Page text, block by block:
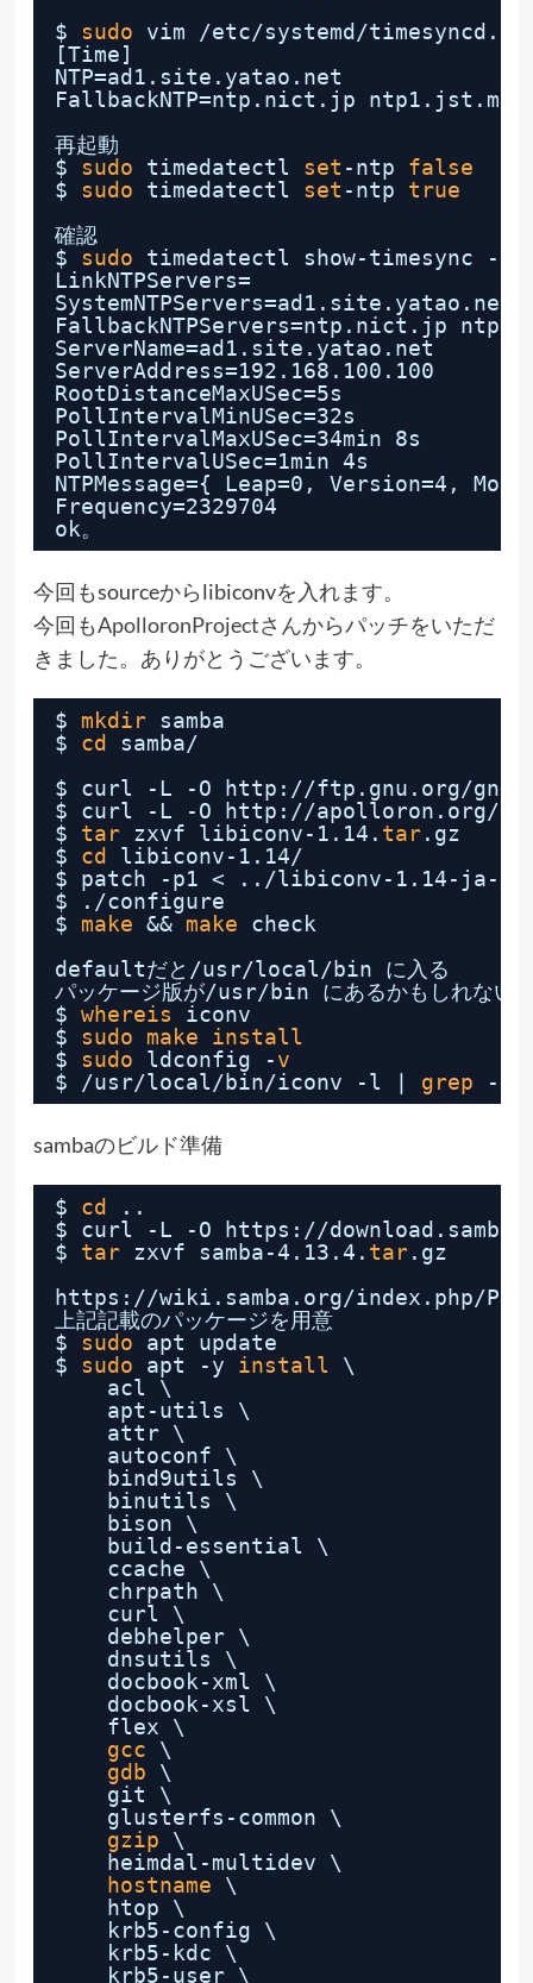
$ sudo vim /etc/systemd/timesyncd
[Time]
NTP=ad1.site.yatao.net
FallbackNTP=ntp.nict.jp
再起動
$ sudo timedatectl set -ntp false
$ sudo timedatectl set -ntp true
確認
$ sudo
timedatectl show-timesync --
LinkNTPServers=
SystemNTPServers=ad1.site.yatao.net
FallbackNTPServers=ntp.nict.jp
ServerName=ad1.site.yatao.net
ServerAddress=192.168.100.100
RootDistanceMaxUSec=5s
PollIntervalMinUSec=32s
PollIntervalMaxUSec=34min 8s
PollIntervalUSec=1min 4s
NTPMessage={ Leap=0, Version=4,
Frequency=2329704
ok。
今回もsourceからlibiconvを入れます。
今回もApolloronProjectさんからパッチをいただ
きました。ありがとうございます。
$ mkdir samba
$ cd
samba/
$ curl -L -O http: //ftp .gnu.org/
$ curl -L -O http: //apolloron .org/
$ tar zxvf libiconv-1.14. tar.gz
$ cd
libiconv-1.14/
$ patch -p1 < .. /libiconv-1 .14-ja-
$ . /configure
$ make && make
check
defaultだと /usr/local/bin
に入る
パッケージ版が/usr/bin
にあるかもしれない
$ whereis
iconv
$ sudo make
install
$ sudo ldconfig -v
$
/usr/local/bin/iconv -l | grep -- -
sambaのビルド準備
$ cd
..
$ curl -L -O https: //download
$ tar zxvf samba-4.13.4. tar.gz
https: //wiki .samba.org/index .php/
上記記載のパッケージを用意
$ sudo
apt update
$ sudo apt -y install
\
acl \
apt-utils \
attr \
autoconf \
bind9utils \
binutils \
bison \
build-essential \
ccache \
chrpath \
curl \
debhelper \
dnsutils \
docbook-xml \
docbook-xsl \
flex \
gcc
\
gdb
\
git \
glusterfs-common \
gzip
\
heimdal-multidev \
hostname
\
htop \
krb5-config \
krb5-kdc \
krb5-user \